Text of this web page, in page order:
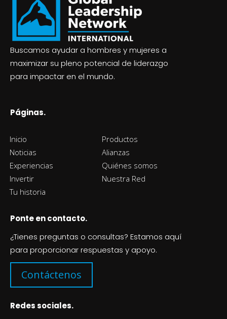
Buscamos ayudar a hombres y mujeres a
maximizar su pleno potencial de liderazgo
para impactar en el mundo.
Páginas.
Inicio
Productos
Noticias
Alianzas
Experiencias
Quiénes somos
Invertir
Nuestra Red
Tu historia
Ponte en contacto.
¿Tienes preguntas o consultas? Estamos aquí
para proporcionar respuestas y apoyo.
Contáctenos
Redes sociales.